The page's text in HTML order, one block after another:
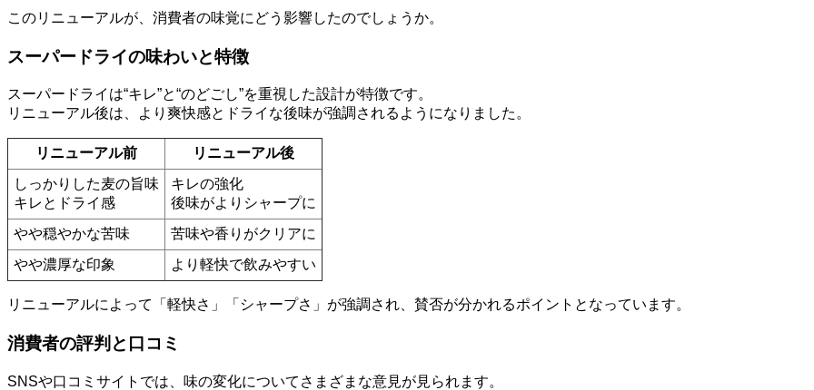
このリニューアルが、消費者の味覚にどう影響したのでしょうか。
スーパードライの味わいと特徴
スーパードライは“キレ”と“のどごし”を重視した設計が特徴です。
リニューアル後は、より爽快感とドライな後味が強調されるようになりました。
リニューアル前
リニューアル後
しっかりした麦の旨味
キレとドライ感
キレの強化
後味がよりシャープに
やや穏やかな苦味
苦味や香りがクリアに
やや濃厚な印象
より軽快で飲みやすい
リニューアルによって「軽快さ」「シャープさ」が強調され、賛否が分かれるポイントとなっています。
消費者の評判と口コミ
SNSや口コミサイトでは、味の変化についてさまざまな意見が見られます。